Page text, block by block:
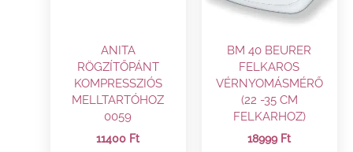
ANITA
RÖGZÍTŐPÁNT
KOMPRESSZIÓS
MELLTARTÓHOZ
0059
11400 Ft
BM 40 BEURER
FELKAROS
VÉRNYOMÁSMÉRŐ
(22 -35 CM
FELKARHOZ)
18999 Ft